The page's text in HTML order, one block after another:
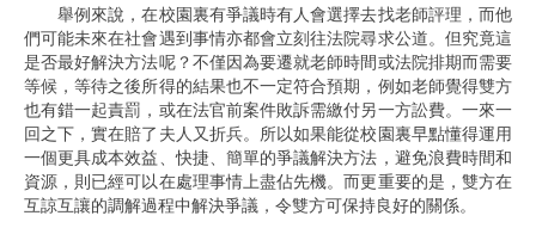
舉例來說，在校園裏有爭議時有人會選擇去找老師評理，而他
們可能未來在社會遇到事情亦都會立刻往法院尋求公道。但究竟這
是否最好解決方法呢？不僅因為要遷就老師時間或法院排期而需要
等候，等待之後所得的結果也不一定符合預期，例如老師覺得雙方
也有錯一起責罰，或在法官前案件敗訴需繳付另一方訟費。一來一
回之下，實在賠了夫人又折兵。所以如果能從校園裏早點懂得運用
一個更具成本效益、快捷、簡單的爭議解決方法，避免浪費時間和
資源，則已經可以在處理事情上盡佔先機。而更重要的是，雙方在
互諒互讓的調解過程中解決爭議，令雙方可保持良好的關係。